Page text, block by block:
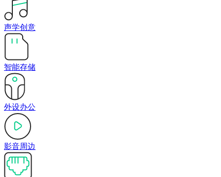
声学创意
智能存储
外设办公
影音周边